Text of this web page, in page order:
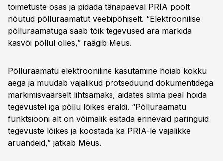
toimetuste osas ja pidada tänapäeval PRIA poolt
nõutud põlluraamatut veebipõhiselt. “Elektroonilise
põlluraamatuga saab tõik tegevused ära märkida
kasvõi põllul olles,” räägib Meus.
Põlluraamatu elektrooniline kasutamine hoiab kokku
aega ja muudab vajalikud protseduurid dokumentidega
märkimisväärselt lihtsamaks, aidates silma peal hoida
tegevustel iga põllu lõikes eraldi. “Põlluraamatu
funktsiooni alt on võimalik esitada erinevaid päringuid
tegevuste lõikes ja koostada ka PRIA-le vajalikke
aruandeid,” jätkab Meus.